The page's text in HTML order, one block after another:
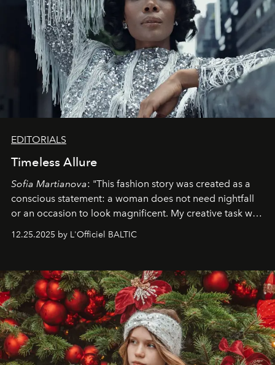
EDITORIALS
Timeless Allure
Sofia Martianova: "This fashion story was created as a
conscious statement: a woman does not need nightfall
or an occasion to look magnificent. My creative task was
that lives freely, confidently, and without permission. I
elegance is not hidden by darkness but revealed
through clarity, movement, and presence."
12.25.2025 by L'Officiel BALTIC